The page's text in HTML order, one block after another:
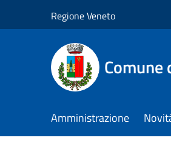
Regione Veneto
Comune
Amministrazione